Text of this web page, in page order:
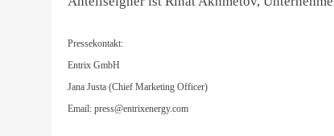
Pressekontakt:
Entrix GmbH
Jana Justa (Chief Marketing Officer)
Email: press@entrixenergy.com